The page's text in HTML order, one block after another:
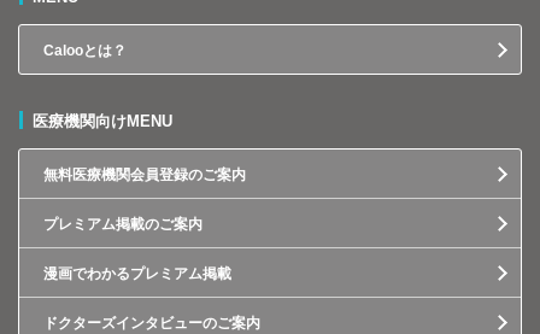
Calooとは？
医療機関向けMENU
無料医療機関会員登録のご案内
プレミアム掲載のご案内
漫画でわかるプレミアム掲載
ドクターズインタビューのご案内